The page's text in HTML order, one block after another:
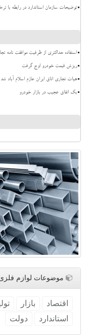
توضیحات سازمان استاندارد در رابطه با
استفاده حداکثری از ظرفیت موافقت نامه
ریزش قیمت خودرو اوج گرفت
هیات تجاری اتاق ایران عازم اسلام آباد شد
بک اتفاق عجیب در بازار خودرو
موضوعات لوازم
اقتصاد بازار
استاندارد
دولت